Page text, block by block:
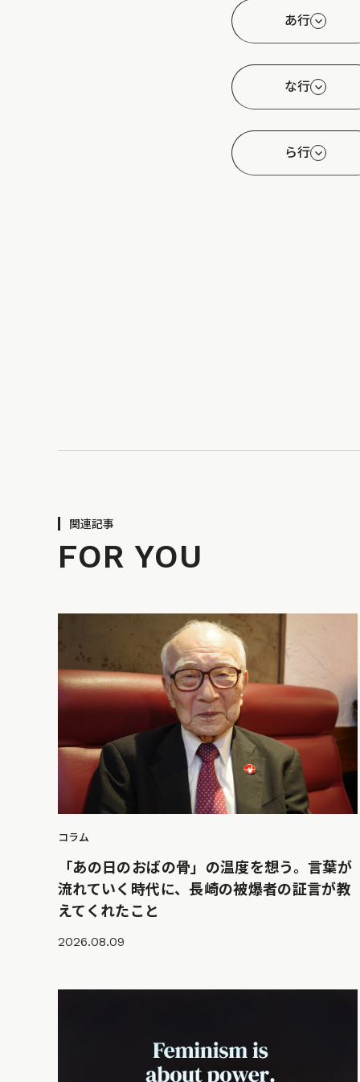
あ行
な行
ら行
関連記事
FOR YOU
コラム
「あの日のおばの骨」の温度を想う。言葉が
流れていく時代に、長崎の被爆者の証言が教
えてくれたこと
2026.08.09